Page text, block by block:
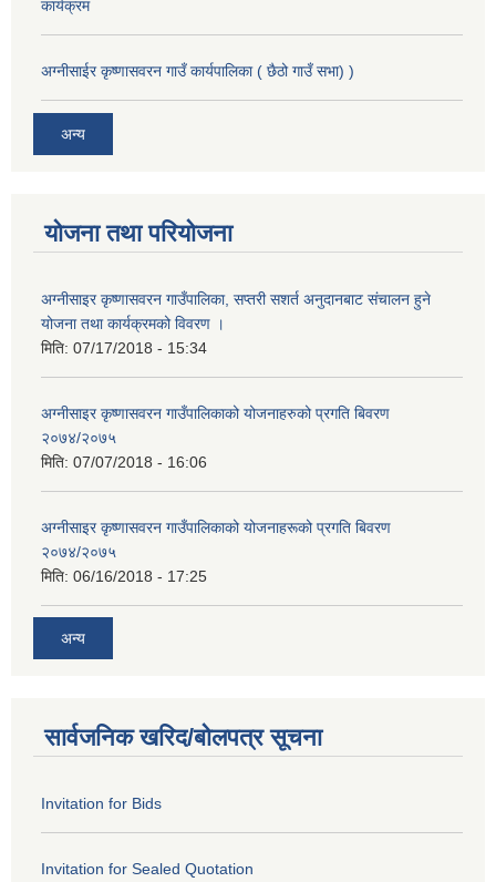
कार्यक्रम
अग्नीसाईर कृष्णासवरन गाउँ कार्यपालिका ( छैठो गाउँ सभा) )
अन्य
योजना तथा परियोजना
अग्नीसाइर कृष्णासवरन गाउँपालिका, सप्तरी सशर्त अनुदानबाट संचालन हुने
योजना तथा कार्यक्रमको विवरण ।
मिति: 07/17/2018 - 15:34
अग्नीसाइर कृष्णासवरन गाउँपालिकाको योजनाहरुको प्रगति बिवरण
२०७४/२०७५
मिति: 07/07/2018 - 16:06
अग्नीसाइर कृष्णासवरन गाउँपालिकाको योजनाहरूको प्रगति बिवरण
२०७४/२०७५
मिति: 06/16/2018 - 17:25
अन्य
सार्वजनिक खरिद/बोलपत्र सूचना
Invitation for Bids
Invitation for Sealed Quotation